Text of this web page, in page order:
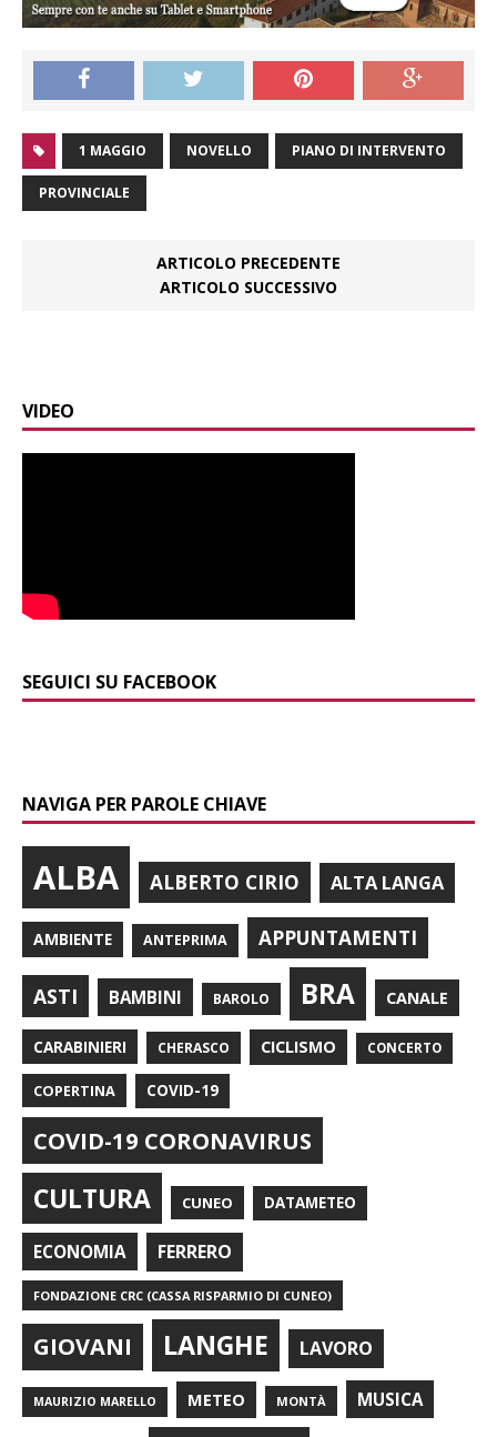
1 MAGGIO NOVELLO PIANO DI INTERVENTO
PROVINCIALE
ARTICOLO PRECEDENTE
ARTICOLO SUCCESSIVO
VIDEO
SEGUICI SU FACEBOOK
NAVIGA PER PAROLE CHIAVE
ALBA ALBERTO CIRIO ALTA LANGA
AMBIENTE ANTEPRIMA APPUNTAMENTI
ASTI BAMBINI BAROLO BRA CANALE
CARABINIERI CHERASCO CICLISMO CONCERTO
COPERTINA COVID-19
COVID-19 CORONAVIRUS
CULTURA CUNEO DATAMETEO
ECONOMIA FERRERO
FONDAZIONE CRC (CASSA RISPARMIO DI CUNEO)
GIOVANI LANGHE LAVORO
MAURIZIO MARELLO METEO MONTÀ MUSICA